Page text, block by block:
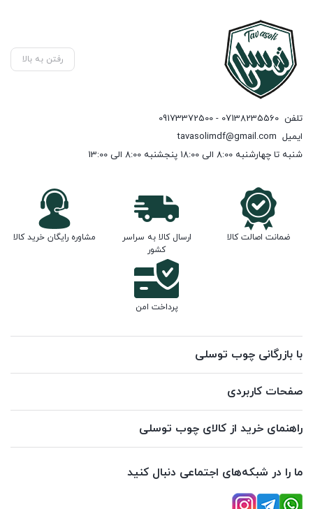
رفتن به بالا
تلفن 07138235560 - 09173372500
ایمیل tavasolimdf@gmail.com
شنبه تا چهارشنبه 8:00 الی 18:00 پنجشنبه 8:00 الی 13:00
ضمانت اصالت کالا
ارسال کالا به سراسر
کشور
مشاوره رایگان خرید کالا
پرداخت امن
با بازرگانی چوب توسلی
صفحات کاربردی
راهنمای خرید از کالای چوب توسلی
ما را در شبکه‌های اجتماعی دنبال کنید